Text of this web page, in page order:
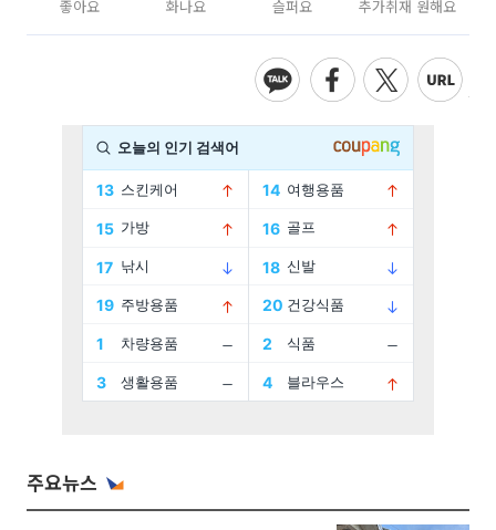
좋아요 화나요 슬퍼요 추가취재 원해요
주요뉴스